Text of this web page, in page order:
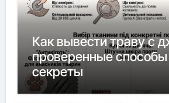
Как вывести траву с
проверенные способы
секреты